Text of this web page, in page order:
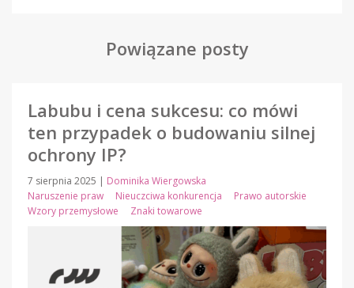
Powiązane posty
Labubu i cena sukcesu: co mówi
ten przypadek o budowaniu silnej
ochrony IP?
7 sierpnia 2025 | Dominika Wiergowska
Naruszenie praw
Nieuczciwa konkurencja
Prawo autorskie
Wzory przemysłowe
Znaki towarowe